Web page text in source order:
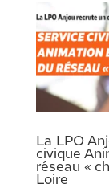
La LPO
civique
réseau «
Loire